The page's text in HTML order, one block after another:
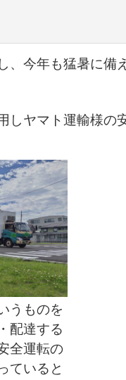
、今年も猛暑に備
しヤマト運輸様の
うものを
配達する
全運転の
ていると